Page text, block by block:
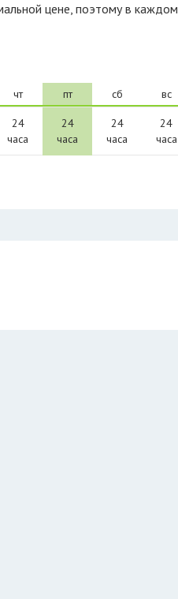
цене, поэтому в каждом
чт
24
часа
пт
24
часа
сб
24
часа
вс
24
часа